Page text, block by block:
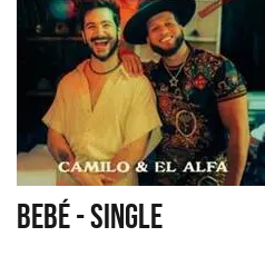
BEBÉ - SINGLE